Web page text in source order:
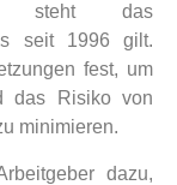
steht das
seit 1996 gilt.
fest, um
das Risiko von
minimieren.
dazu,